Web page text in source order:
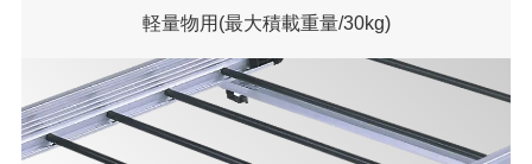
軽量物用 (最大積載重量/30kg)